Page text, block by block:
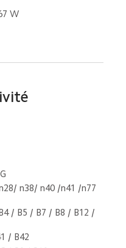
W
n38/ n40 /n41 /n77
/ B5 / B7 / B8 / B12 /
/ B42